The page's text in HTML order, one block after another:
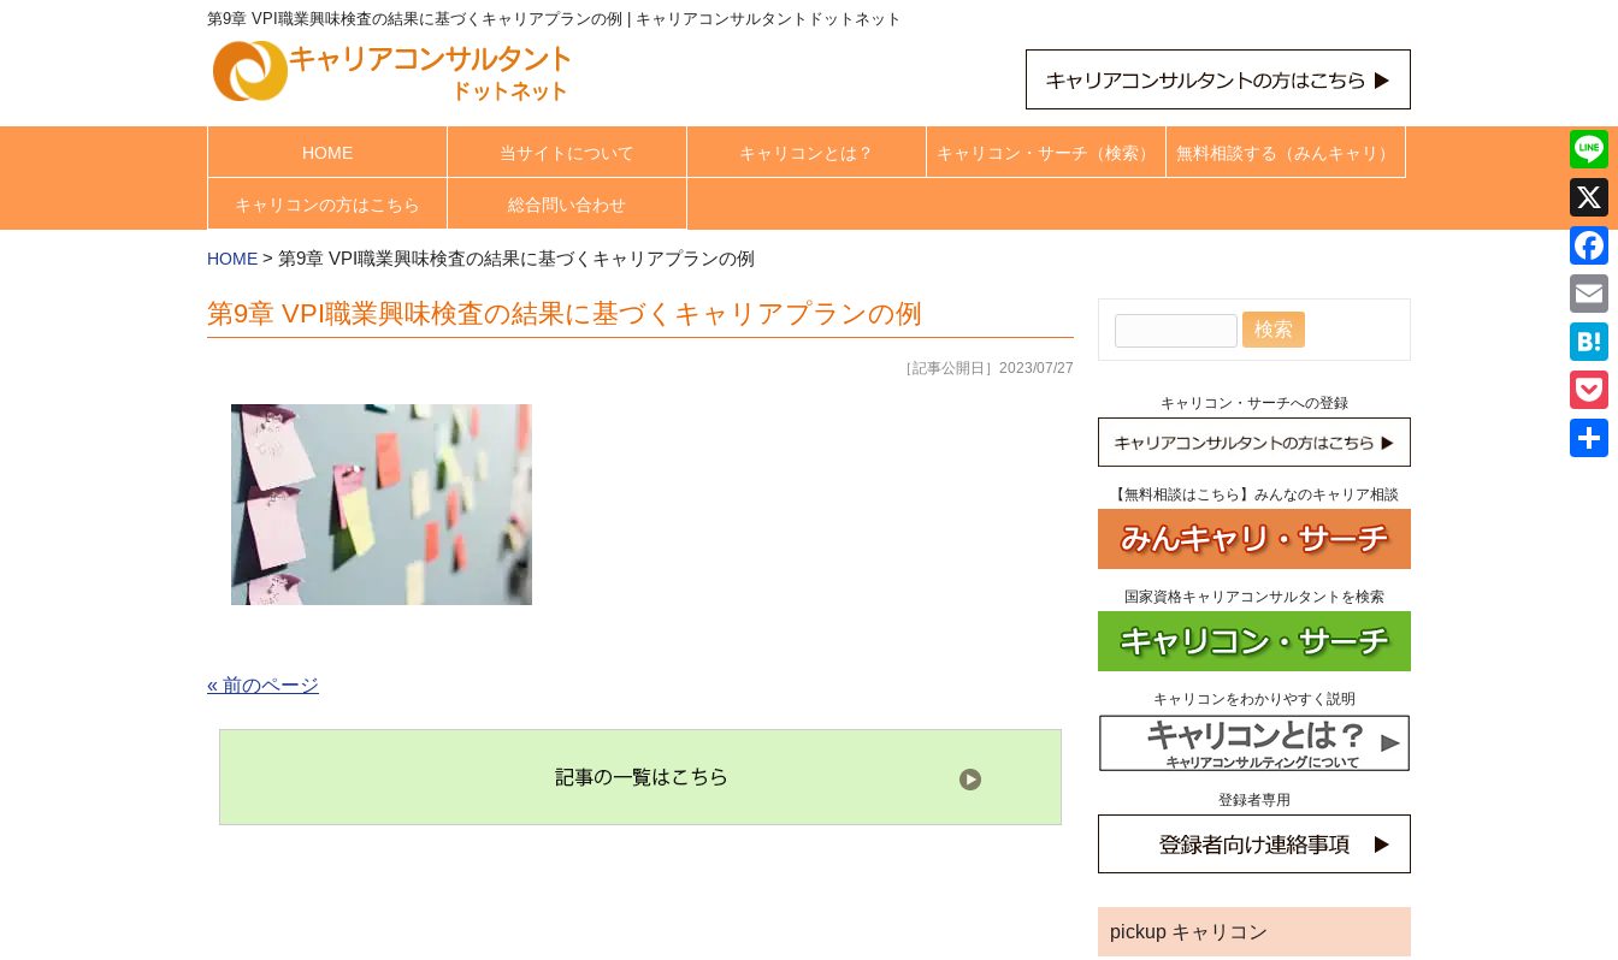
第9章 VPI職業興味検査の結果に基づくキャリアプランの例 | キャリアコンサルタントドットネット
HOME 当サイトについて キャリコンとは？ キャリコン・サーチ（検索） 無料相談する（みんキャリ）
キャリコンの方はこちら 総合問い合わせ
HOME > 第9章 VPI職業興味検査の結果に基づくキャリアプランの例
第9章 VPI職業興味検査の結果に基づくキャリアプランの例
［記事公開日］2023/07/27
« 前のページ
キャリコン・サーチへの登録
【無料相談はこちら】みんなのキャリア相談
国家資格キャリアコンサルタントを検索
キャリコンをわかりやすく説明
登録者専用
pickup キャリコン
Line
X
Email